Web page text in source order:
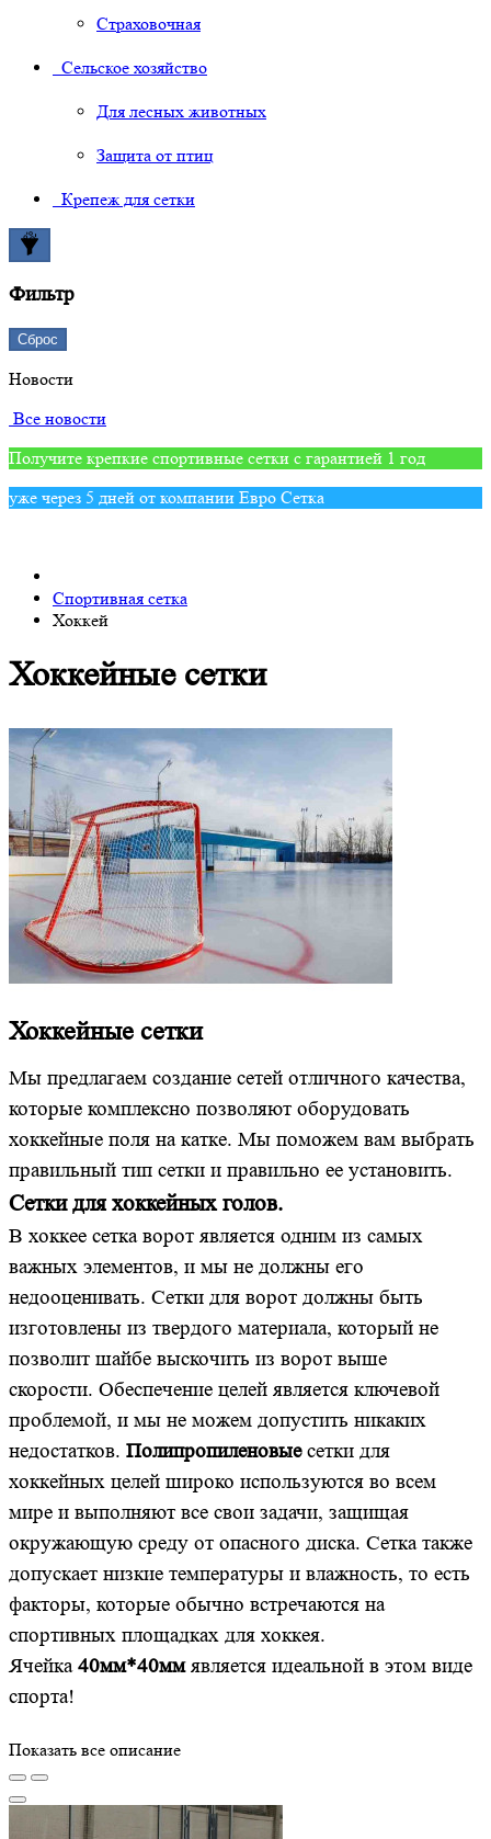
Страховочная
Сельское хозяйство
Для лесных животных
Защита от птиц
Крепеж для сетки
Фильтр
Сброс
Новости
Все новости
Получите крепкие спортивные сетки с гарантией 1 год
уже через 5 дней от компании Евро Сетка
Спортивная сетка
Хоккей
Хоккейные сетки
Хоккейные сетки
Мы предлагаем создание сетей отличного качества,
которые комплексно позволяют оборудовать
хоккейные поля на катке. Мы поможем вам выбрать
правильный тип сетки и правильно ее установить.
Сетки для хоккейных голов.
В хоккее сетка ворот является одним из самых
важных элементов, и мы не должны его
недооценивать. Сетки для ворот должны быть
изготовлены из твердого материала, который не
позволит шайбе выскочить из ворот выше
скорости. Обеспечение целей является ключевой
проблемой, и мы не можем допустить никаких
недостатков. Полипропиленовыесетки для
хоккейных целей широко используются во всем
мире и выполняют все свои задачи, защищая
окружающую среду от опасного диска. Сетка также
допускает низкие температуры и влажность, то есть
факторы, которые обычно встречаются на
спортивных площадках для хоккея.
Ячейка40мм*40ммявляется идеальной в этом виде
спорта!
Показать все описание